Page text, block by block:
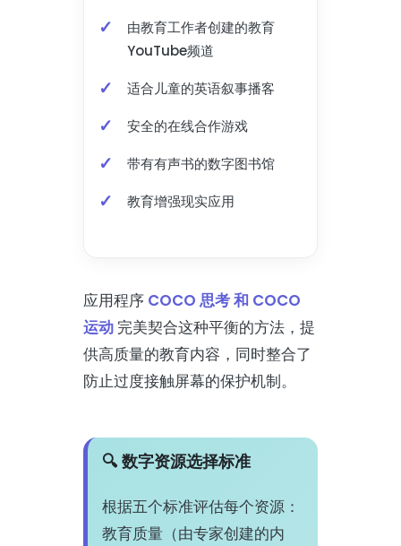
由教育工作者创建的教育
YouTube频道
适合儿童的英语叙事播客
安全的在线合作游戏
带有有声书的数字图书馆
教育增强现实应用
应用程序 COCO 思考 和 COCO
运动完美契合这种平衡的方法，提
供高质量的教育内容，同时整合了
防止过度接触屏幕的保护机制。
🔍 数字资源选择标准
根据五个标准评估每个资源：
教育质量（由专家创建的内